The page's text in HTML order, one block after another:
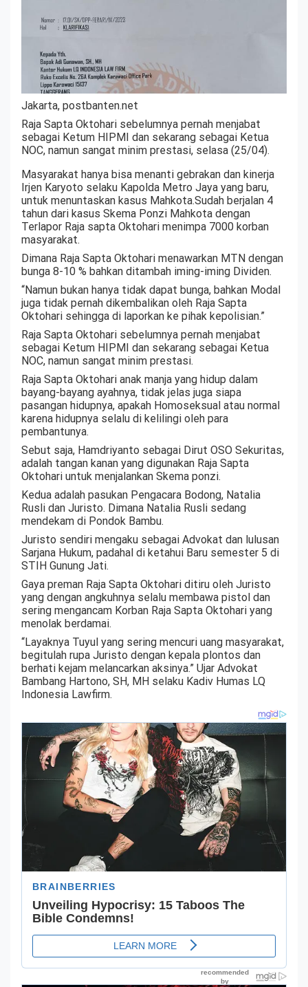
Jakarta, postbanten.net
Raja Sapta Oktohari sebelumnya pernah menjabat
sebagai Ketum HIPMI dan sekarang sebagai Ketua
NOC, namun sangat minim prestasi, selasa (25/04).
Masyarakat hanya bisa menanti gebrakan dan kinerja
Irjen Karyoto selaku Kapolda Metro Jaya yang baru,
untuk menuntaskan kasus Mahkota.Sudah berjalan 4
tahun dari kasus Skema Ponzi Mahkota dengan
Terlapor Raja sapta Oktohari menimpa 7000 korban
masyarakat.
Dimana Raja Sapta Oktohari menawarkan MTN dengan
bunga 8-10 % bahkan ditambah iming-iming Dividen.
“Namun bukan hanya tidak dapat bunga, bahkan Modal
juga tidak pernah dikembalikan oleh Raja Sapta
Oktohari sehingga di laporkan ke pihak kepolisian.”
Raja Sapta Oktohari sebelumnya pernah menjabat
sebagai Ketum HIPMI dan sekarang sebagai Ketua
NOC, namun sangat minim prestasi.
Raja Sapta Oktohari anak manja yang hidup dalam
bayang-bayang ayahnya, tidak jelas juga siapa
pasangan hidupnya, apakah Homoseksual atau normal
karena hidupnya selalu di kelilingi oleh para
pembantunya.
Sebut saja, Hamdriyanto sebagai Dirut OSO Sekuritas,
adalah tangan kanan yang digunakan Raja Sapta
Oktohari untuk menjalankan Skema ponzi.
Kedua adalah pasukan Pengacara Bodong, Natalia
Rusli dan Juristo. Dimana Natalia Rusli sedang
mendekam di Pondok Bambu.
Juristo sendiri mengaku sebagai Advokat dan lulusan
Sarjana Hukum, padahal di ketahui Baru semester 5 di
STIH Gunung Jati.
Gaya preman Raja Sapta Oktohari ditiru oleh Juristo
yang dengan angkuhnya selalu membawa pistol dan
sering mengancam Korban Raja Sapta Oktohari yang
menolak berdamai.
“Layaknya Tuyul yang sering mencuri uang masyarakat,
begitulah rupa Juristo dengan kepala plontos dan
berhati kejam melancarkan aksinya.” Ujar Advokat
Bambang Hartono, SH, MH selaku Kadiv Humas LQ
Indonesia Lawfirm.